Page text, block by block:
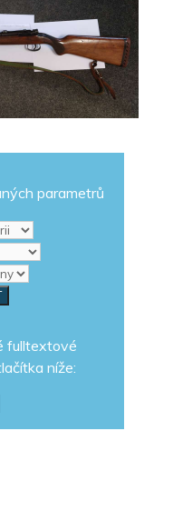
parametrů
fulltextové
níže: